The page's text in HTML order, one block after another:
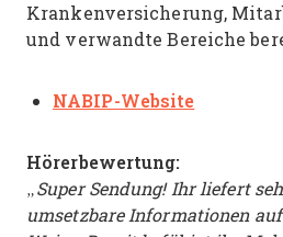
Krankenversicherung,
und verwandte Bereiche
NABIP-Website
Hörerbewertung:
„Super Sendung! Ihr liefert
umsetzbare Informationen